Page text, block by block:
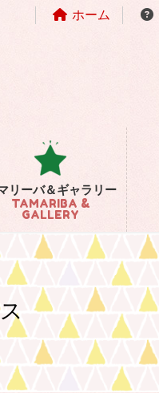
ホーム
リーバ＆ギャラリー
TAMARIBA &
GALLERY